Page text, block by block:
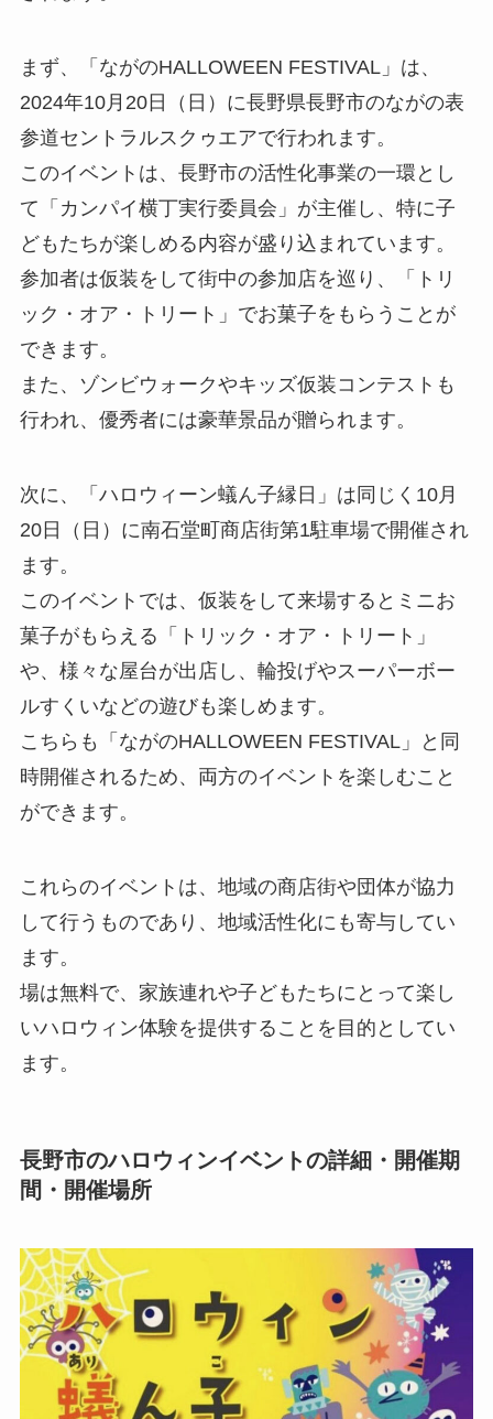
まず、「ながのHALLOWEEN FESTIVAL」は、
2024年10月20日（日）に長野県長野市のながの表
参道セントラルスクゥエアで行われます。
このイベントは、長野市の活性化事業の一環とし
て「カンパイ横丁実行委員会」が主催し、特に子
どもたちが楽しめる内容が盛り込まれています。
参加者は仮装をして街中の参加店を巡り、「トリ
ック・オア・トリート」でお菓子をもらうことが
できます。
また、ゾンビウォークやキッズ仮装コンテストも
行われ、優秀者には豪華景品が贈られます。
次に、「ハロウィーン蟻ん子縁日」は同じく10月
20日（日）に南石堂町商店街第1駐車場で開催され
ます。
このイベントでは、仮装をして来場するとミニお
菓子がもらえる「トリック・オア・トリート」
や、様々な屋台が出店し、輪投げやスーパーボー
ルすくいなどの遊びも楽しめます。
こちらも「ながのHALLOWEEN FESTIVAL」と同
時開催されるため、両方のイベントを楽しむこと
ができます。
これらのイベントは、地域の商店街や団体が協力
して行うものであり、地域活性化にも寄与してい
ます。
場は無料で、家族連れや子どもたちにとって楽し
いハロウィン体験を提供することを目的としてい
ます。
長野市のハロウィンイベントの詳細・開催期
間・開催場所